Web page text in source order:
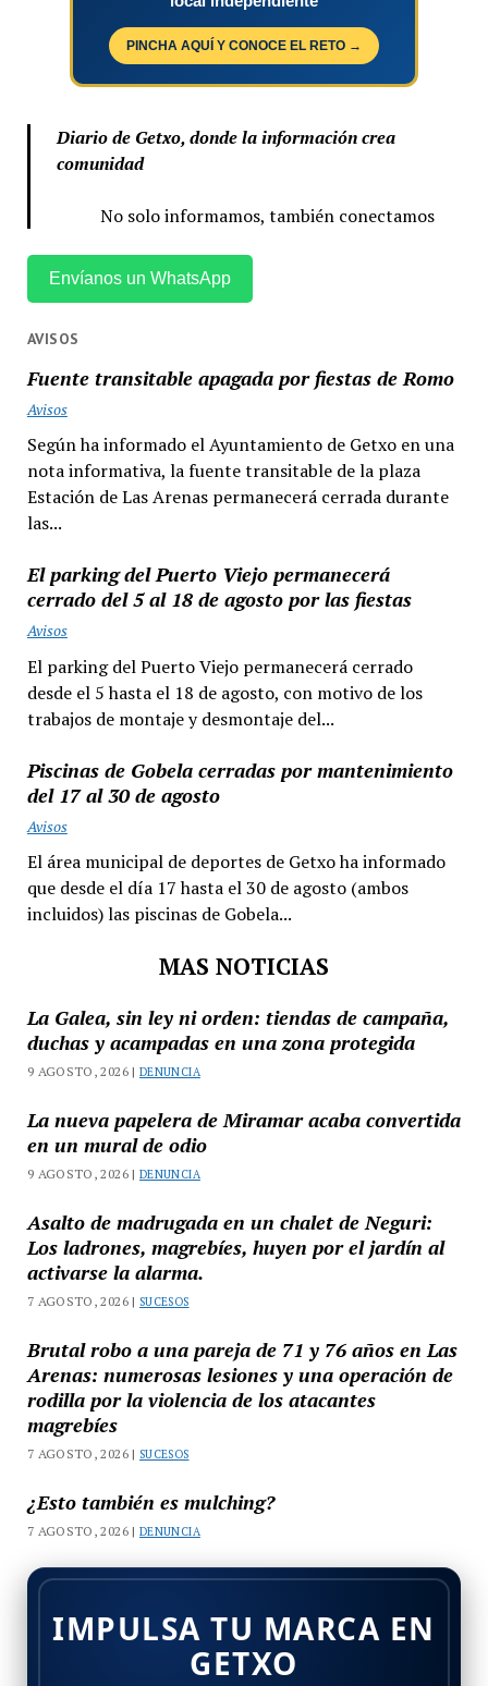
PINCHA AQUÍ Y CONOCE EL RETO →
Diario de Getxo, donde la información crea
comunidad
No solo informamos, también conectamos
Envíanos un WhatsApp
AVISOS
Fuente transitable apagada por fiestas de Romo
Avisos
Según ha informado el Ayuntamiento de Getxo en una
nota informativa, la fuente transitable de la plaza
Estación de Las Arenas permanecerá cerrada durante
las...
El parking del Puerto Viejo permanecerá
cerrado del 5 al 18 de agosto por las fiestas
Avisos
El parking del Puerto Viejo permanecerá cerrado
desde el 5 hasta el 18 de agosto, con motivo de los
trabajos de montaje y desmontaje del...
Piscinas de Gobela cerradas por mantenimiento
del 17 al 30 de agosto
Avisos
El área municipal de deportes de Getxo ha informado
que desde el día 17 hasta el 30 de agosto (ambos
incluidos) las piscinas de Gobela...
MAS NOTICIAS
La Galea, sin ley ni orden: tiendas de campaña,
duchas y acampadas en una zona protegida
9 AGOSTO, 2026 |DENUNCIA
La nueva papelera de Miramar acaba convertida
en un mural de odio
9 AGOSTO, 2026 |DENUNCIA
Asalto de madrugada en un chalet de Neguri:
Los ladrones, magrebíes, huyen por el jardín al
activarse la alarma.
7 AGOSTO, 2026 | SUCESOS
Brutal robo a una pareja de 71 y 76 años en Las
Arenas: numerosas lesiones y una operación de
rodilla por la violencia de los atacantes
magrebíes
7 AGOSTO, 2026 | SUCESOS
¿Esto también es mulching?
7 AGOSTO, 2026 |DENUNCIA
IMPULSA TU MARCA EN
GETXO